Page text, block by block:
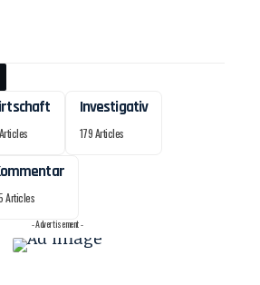
Investigativ
179 Articles
Articles
- Advertisement -